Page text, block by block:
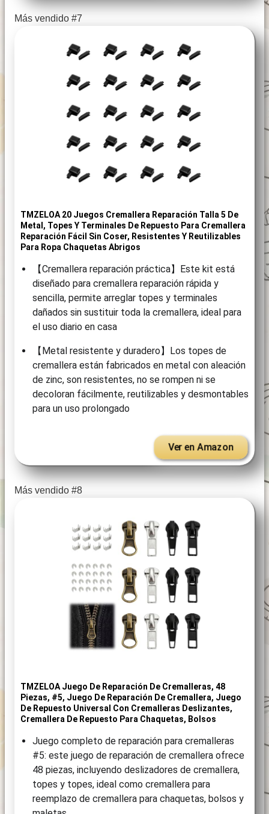
Más vendido #7
TMZELOA 20 Juegos Cremallera Reparación Talla 5 De
Metal, Topes Y Terminales De Repuesto Para Cremallera
Reparación Fácil Sin Coser, Resistentes Y Reutilizables
Para Ropa Chaquetas Abrigos
【Cremallera reparación práctica】Este kit está
diseñado para cremallera reparación rápida y
sencilla, permite arreglar topes y terminales
dañados sin sustituir toda la cremallera, ideal para
el uso diario en casa
【Metal resistente y duradero】Los topes de
cremallera están fabricados en metal con aleación
de zinc, son resistentes, no se rompen ni se
decoloran fácilmente, reutilizables y desmontables
para un uso prolongado
Ver en Amazon
Más vendido #8
TMZELOA Juego De Reparación De Cremalleras, 48
Piezas, #5, Juego De Reparación De Cremallera, Juego
De Repuesto Universal Con Cremalleras Deslizantes,
Cremallera De Repuesto Para Chaquetas, Bolsos
Juego completo de reparación para cremalleras
#5: este juego de reparación de cremallera ofrece
48 piezas, incluyendo deslizadores de cremallera,
topes y topes, ideal como cremallera para
reemplazo de cremallera para chaquetas, bolsos y